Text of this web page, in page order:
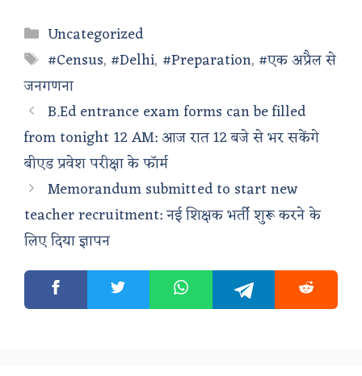
Categories
Uncategorized
Tags
#Census, #Delhi, #Preparation, #एक अप्रैल से
जनगणना
B.Ed entrance exam forms can be filled
from tonight 12 AM: आज रात 12 बजे से भर सकेंगे
बीएड प्रवेश परीक्षा के फॉर्म
Memorandum submitted to start new
teacher recruitment: नई शिक्षक भर्ती शुरू करने के
लिए दिया ज्ञापन